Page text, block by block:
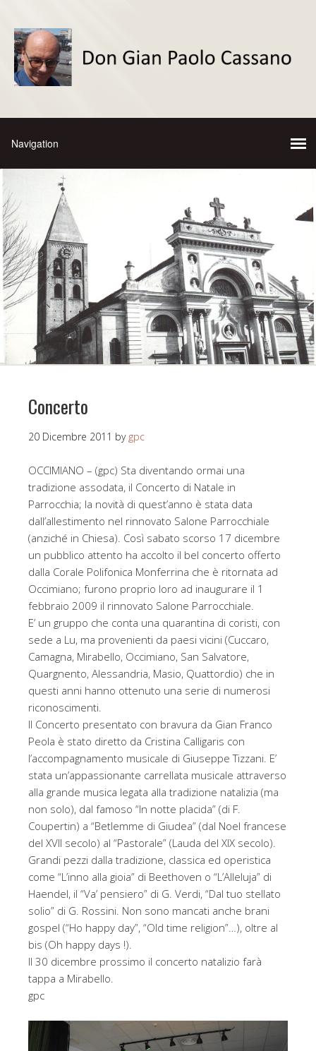
Concerto
20 Dicembre 2011 by gpc
OCCIMIANO – (gpc) Sta diventando ormai una
tradizione assodata, il Concerto di Natale in
Parrocchia; la novità di quest’anno è stata data
dall’allestimento nel rinnovato Salone Parrocchiale
(anziché in Chiesa). Così sabato scorso 17 dicembre
un pubblico attento ha accolto il bel concerto offerto
dalla Corale Polifonica Monferrina che è ritornata ad
Occimiano; furono proprio loro ad inaugurare il 1
febbraio 2009 il rinnovato Salone Parrocchiale.
E’ un gruppo che conta una quarantina di coristi, con
sede a Lu, ma provenienti da paesi vicini (Cuccaro,
Camagna, Mirabello, Occimiano, San Salvatore,
Quargnento, Alessandria, Masio, Quattordio) che in
questi anni hanno ottenuto una serie di numerosi
riconoscimenti.
Il Concerto presentato con bravura da Gian Franco
Peola è stato diretto da Cristina Calligaris con
l’accompagnamento musicale di Giuseppe Tizzani. E’
stata un’appassionante carrellata musicale attraverso
alla grande musica legata alla tradizione natalizia (ma
non solo), dal famoso “In notte placida” (di F.
Coupertin) a “Betlemme di Giudea” (dal Noel francese
del XVII secolo) al “Pastorale” (Lauda del XIX secolo).
Grandi pezzi dalla tradizione, classica ed operistica
come “L’inno alla gioia” di Beethoven o “L’Alleluja” di
Haendel, il “Va’ pensiero” di G. Verdi, “Dal tuo stellato
solio” di G. Rossini. Non sono mancati anche brani
gospel (“Ho happy day”, “Old time religion”…), oltre al
bis (Oh happy days !).
Il 30 dicembre prossimo il concerto natalizio farà
tappa a Mirabello.
gpc